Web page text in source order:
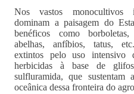
Nos vastos monocultivos
dominam a paisagem do
benéficos como borboletas,
abelhas, anfíbios, tatus,
extintos pelo uso intensivo
herbicidas à base de
sulfluramida, que sustentam
oceânica dessa fronteira do